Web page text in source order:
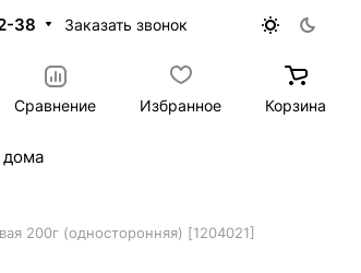
38 Заказать звонок
Сравнение Избранное Корзина
200г (односторонняя) [1204021]